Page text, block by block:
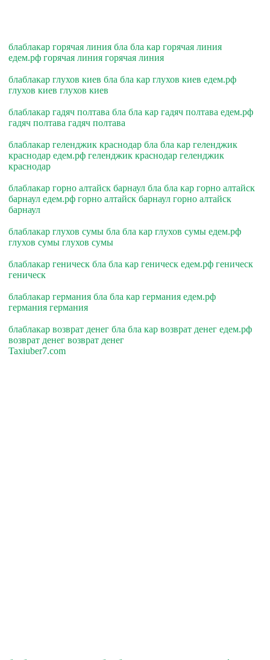
блаблакар горячая линия бла бла кар горячая линия
едем.рф горячая линия горячая линия
блаблакар глухов киев бла бла кар глухов киев едем.рф
глухов киев глухов киев
блаблакар гадяч полтава бла бла кар гадяч полтава едем.рф
гадяч полтава гадяч полтава
блаблакар геленджик краснодар бла бла кар геленджик
краснодар едем.рф геленджик краснодар геленджик
краснодар
блаблакар горно алтайск барнаул бла бла кар горно алтайск
барнаул едем.рф горно алтайск барнаул горно алтайск
барнаул
блаблакар глухов сумы бла бла кар глухов сумы едем.рф
глухов сумы глухов сумы
блаблакар геническ бла бла кар геническ едем.рф геническ
геническ
блаблакар германия бла бла кар германия едем.рф
германия германия
блаблакар возврат денег бла бла кар возврат денег едем.рф
возврат денег возврат денег
Taxiuber7.com